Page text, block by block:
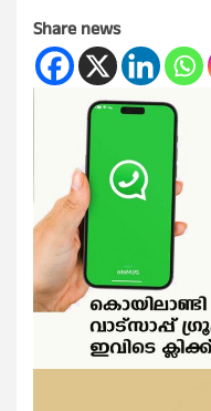
Share news